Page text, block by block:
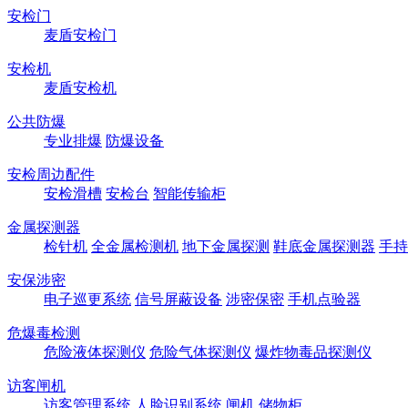
安检门
麦盾安检门
安检机
麦盾安检机
公共防爆
专业排爆 防爆设备
安检周边配件
安检滑槽 安检台 智能传输柜
金属探测器
检针机 全金属检测机 地下金属探测 鞋底金属探测器 手
安保涉密
电子巡更系统 信号屏蔽设备 涉密保密 手机点验器
危爆毒检测
危险液体探测仪 危险气体探测仪 爆炸物毒品探测仪
访客闸机